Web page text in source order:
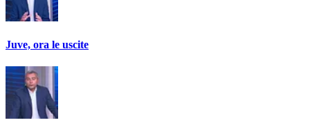
Juve, ora le uscite